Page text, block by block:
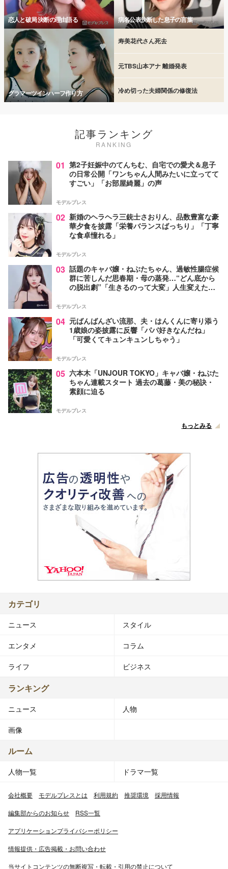
恋人と破局 決断の理由語る 病名公表決断した息子の言葉
グラマーツインハーフ作り方
寿美花代さん死去
元TBS山本アナ 離婚発表
冷め切った夫婦関係の修復法
記事ランキング
RANKING
01 第2子妊娠中のてんちむ、自宅での愛犬＆息子
の日常公開「ワンちゃん人間みたいに立ってて
すごい」「お部屋綺麗」の声
モデルプレス
02 新婚のヘラヘラ三銃士さおりん、品数豊富な豪
華夕食を披露「栄養バランスばっちり」「丁寧
な食卓憧れる」
モデルプレス
03 話題のキャバ嬢・ねぶたちゃん、過敏性腸症候
群に苦しんだ思春期・母の蒸発…“どん底から
の脱出劇”「生きるのって大変」人生変えた言
モデルプレス
04 元ばんばんざい流那、夫・はんくんに寄り添う
1歳娘の姿披露に反響「パパ好きなんだね」
「可愛くてキュンキュンしちゃう」
モデルプレス
05 六本木「UNJOUR TOKYO」キャバ嬢・ねぶた
ちゃん連載スタート 過去の葛藤・美の秘訣・
素顔に迫る
モデルプレス
もっとみる
カテゴリ
ニュース スタイル
エンタメ コラム
ライフ ビジネス
ランキング
ニュース 人物
画像
ルーム
人物一覧 ドラマ一覧
会社概要 モデルプレスとは 利用規約 推奨環境 採用情報
編集部からのお知らせ RSS一覧
アプリケーションプライバシーポリシー
情報提供・広告掲載・お問い合わせ
当サイトコンテンツの無断複写・転載・引用の禁止について